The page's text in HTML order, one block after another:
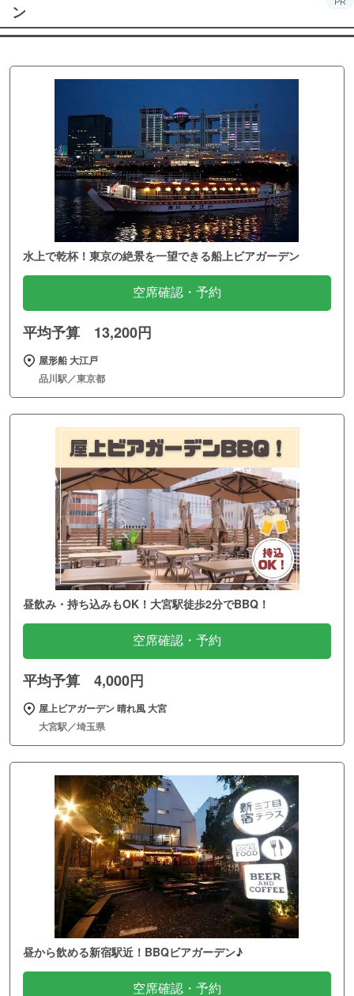
ン
水上で乾杯！東京の絶景を一望できる船上ビアガーデン
空席確認・予約
平均予算 13,200円
屋形船 大江戸
品川駅／東京都
昼飲み・持ち込みもOK！大宮駅徒歩2分でBBQ！
空席確認・予約
平均予算 4,000円
屋上ビアガーデン 晴れ風 大宮
大宮駅／埼玉県
昼から飲める新宿駅近！BBQビアガーデン♪
空席確認・予約